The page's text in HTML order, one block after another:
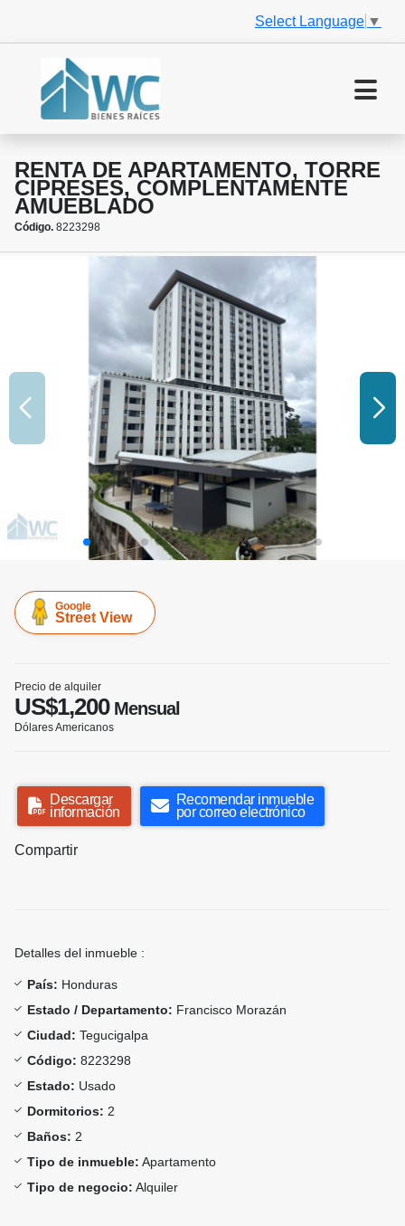
Select Language ▼
RENTA DE APARTAMENTO, TORRE
CIPRESES, COMPLENTAMENTE
AMUEBLADO
Código. 8223298
Google
Street View
Precio de alquiler
US$1,200Mensual
Dólares Americanos
Descargar
información
Recomendar inmueble
por correo electrónico
Compartir
Detalles del inmueble :
País: Honduras
Estado / Departamento: Francisco Morazán
Ciudad: Tegucigalpa
Código: 8223298
Estado: Usado
Dormitorios: 2
Baños: 2
Tipo de inmueble: Apartamento
Tipo de negocio: Alquiler